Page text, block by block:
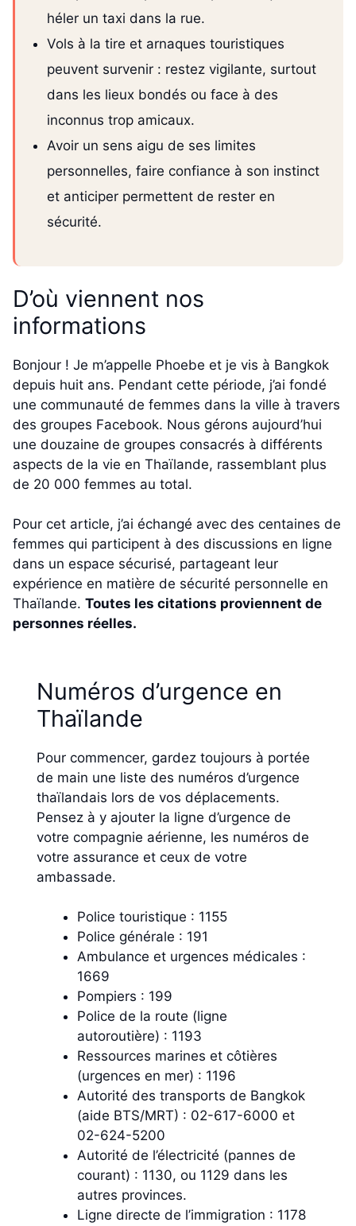
héler un taxi dans la rue.
Vols à la tire et arnaques touristiques
peuvent survenir : restez vigilante, surtout
dans les lieux bondés ou face à des
inconnus trop amicaux.
Avoir un sens aigu de ses limites
personnelles, faire confiance à son instinct
et anticiper permettent de rester en
sécurité.
D’où viennent nos
informations
Bonjour ! Je m’appelle Phoebe et je vis à Bangkok
depuis huit ans. Pendant cette période, j’ai fondé
une communauté de femmes dans la ville à travers
des groupes Facebook. Nous gérons aujourd’hui
une douzaine de groupes consacrés à différents
aspects de la vie en Thaïlande, rassemblant plus
de 20 000 femmes au total.
Pour cet article, j’ai échangé avec des centaines de
femmes qui participent à des discussions en ligne
dans un espace sécurisé, partageant leur
expérience en matière de sécurité personnelle en
Thaïlande. Toutes les citations proviennent de
personnes réelles.
Numéros d’urgence en
Thaïlande
Pour commencer, gardez toujours à portée
de main une liste des numéros d’urgence
thaïlandais lors de vos déplacements.
Pensez à y ajouter la ligne d’urgence de
votre compagnie aérienne, les numéros de
votre assurance et ceux de votre
ambassade.
Police touristique : 1155
Police générale : 191
Ambulance et urgences médicales :
1669
Pompiers : 199
Police de la route (ligne
autoroutière) : 1193
Ressources marines et côtières
(urgences en mer) : 1196
Autorité des transports de Bangkok
(aide BTS/MRT) : 02-617-6000 et
02-624-5200
Autorité de l’électricité (pannes de
courant) : 1130, ou 1129 dans les
autres provinces.
Ligne directe de l’immigration : 1178